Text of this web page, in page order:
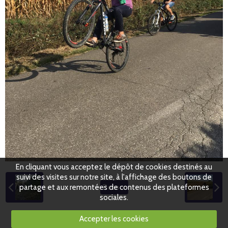
Retour
En cliquant vous acceptez le dépôt de cookies destinés au
suivi des visites sur notre site, à l'affichage des boutons de
partage et aux remontées de contenus des plateformes
sociales.
Accepter les cookies